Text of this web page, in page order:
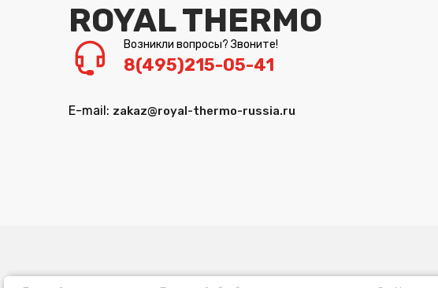
ROYAL THERMO
Возникли вопросы? Звоните!
8(495)215-05-41
E-mail: zakaz@royal-thermo-russia.ru